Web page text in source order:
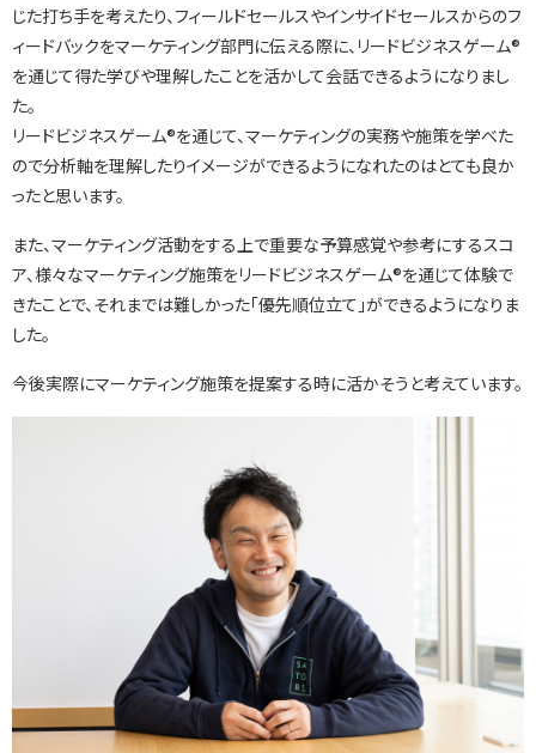
じた打ち手を考えたり、フィールドセールスやインサイドセールスからのフ
ィードバックをマーケティング部門に伝える際に、リードビジネスゲーム®
を通じて得た学びや理解したことを活かして会話できるようになりまし
た。
リードビジネスゲーム®を通じて、マーケティングの実務や施策を学べた
ので分析軸を理解したりイメージができるようになれたのはとても良か
ったと思います。
また、マーケティング活動をする上で重要な予算感覚や参考にするスコ
ア、様々なマーケティング施策をリードビジネスゲーム®を通じて体験で
きたことで、それまでは難しかった「優先順位立て」ができるようになりま
した。
今後実際にマーケティング施策を提案する時に活かそうと考えています。